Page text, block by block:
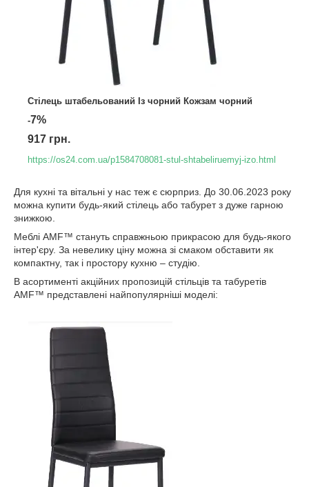
Стілець штабельований Із чорний Кожзам чорний
-7%
917 грн.
https://os24.com.ua/p1584708081-stul-shtabeliruemyj-izo.html
Для кухні та вітальні у нас теж є сюрприз. До 30.06.2023 року
можна купити будь-який стілець або табурет з дуже гарною
знижкою.
Меблі AMF™ стануть справжньою прикрасою для будь-якого
інтер'єру. За невелику ціну можна зі смаком обставити як
компактну, так і простору кухню – студію.
В асортименті акційних пропозицій стільців та табуретів
AMF™ представлені найпопулярніші моделі: